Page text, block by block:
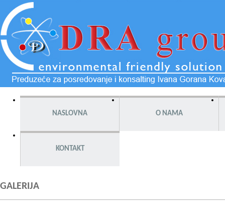
NASLOVNA O NAMA
KONTAKT
GALERIJA